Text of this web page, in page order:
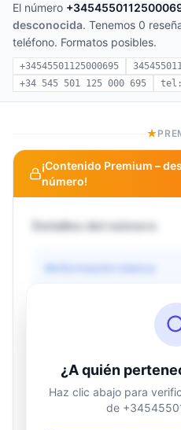
El número
desconocida. Tenemos 0
teléfono. Formatos posibles.
+34545501125000695
+34 545 501 125 000 695
¡Contenido Premium –
número!
Detalles del número
Información básica
Información de
¿A quién
Haz clic abajo para
de